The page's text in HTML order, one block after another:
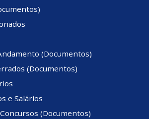
(Documentos)
(Documentos)
e Salários
(Documentos)